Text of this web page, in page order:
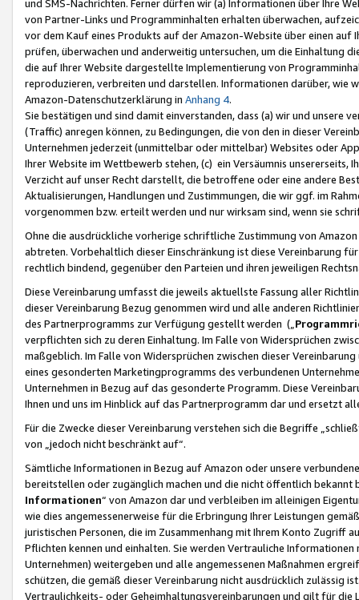
und SMS-Nachrichten. Ferner dürfen wir (a) Informationen über Ihre
von Partner-Links und Programminhalten erhalten überwachen,
vor dem Kauf eines Produkts auf der Amazon-Website über einen
prüfen, überwachen und anderweitig untersuchen, um die Einhaltung
die auf Ihrer Website dargestellte Implementierung von
reproduzieren, verbreiten und darstellen. Informationen darüber, wie
Amazon-Datenschutzerklärung in Anhang 4.
Sie bestätigen und sind damit einverstanden, dass (a) wir und
(Traffic) anregen können, zu Bedingungen, die von den in dieser
Unternehmen jederzeit (unmittelbar oder mittelbar) Websites oder
Ihrer Website im Wettbewerb stehen, (c) ein Versäumnis unsererseits,
Verzicht auf unser Recht darstellt, die betroffene oder eine andere
Aktualisierungen, Handlungen und Zustimmungen, die wir ggf. im
vorgenommen bzw. erteilt werden und nur wirksam sind, wenn sie
Ohne die ausdrückliche vorherige schriftliche Zustimmung von
abtreten. Vorbehaltlich dieser Einschränkung ist diese Vereinbarung
rechtlich bindend, gegenüber den Parteien und ihren jeweiligen
Diese Vereinbarung umfasst die jeweils aktuellste Fassung aller
dieser Vereinbarung Bezug genommen wird und alle anderen
des Partnerprogramms zur Verfügung gestellt werden („
verpflichten sich zu deren Einhaltung. Im Falle von Widersprüchen
maßgeblich. Im Falle von Widersprüchen zwischen dieser
eines gesonderten Marketingprogramms des verbundenen
Unternehmen in Bezug auf das gesonderte Programm. Diese
Ihnen und uns im Hinblick auf das Partnerprogramm dar und ersetzt
Für die Zwecke dieser Vereinbarung verstehen sich die Begriffe
von „jedoch nicht beschränkt auf“.
Sämtliche Informationen in Bezug auf Amazon oder unsere
bereitstellen oder zugänglich machen und die nicht öffentlich
Informationen“ von Amazon dar und verbleiben im alleinigen
wie dies angemessenerweise für die Erbringung Ihrer Leistungen
juristischen Personen, die im Zusammenhang mit Ihrem Konto
Pflichten kennen und einhalten. Sie werden Vertrauliche
Unternehmen) weitergeben und alle angemessenen Maßnahmen
schützen, die gemäß dieser Vereinbarung nicht ausdrücklich zulässig
Vertraulichkeits- oder Geheimhaltungsvereinbarungen und gilt für die